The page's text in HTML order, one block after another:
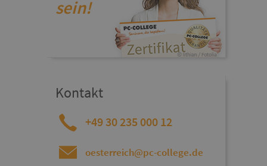
sein!
Kontakt
+49 30 235 000 12
oesterreich@pc-college.de